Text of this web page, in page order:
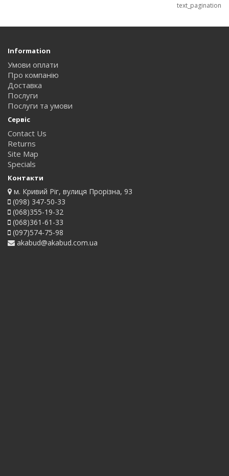
text_pagination
Information
Умови оплати
Про компанію
Доставка
Послуги
Послуги та умови
Сервіс
Contact Us
Returns
Site Map
Specials
Контакти
м. Кривий Ріг, вулиця Прорізна, 93
(098) 347-50-33
(068)355-19-32
(068)361-61-33
(097)574-75-98
akabud@akabud.com.ua